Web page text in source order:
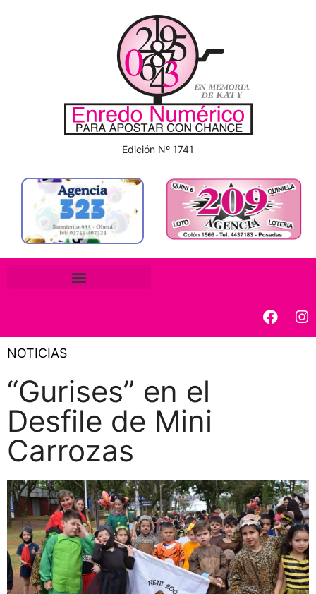
Edición Nº 1741
NOTICIAS
“Gurises” en el
Desfile de Mini
Carrozas